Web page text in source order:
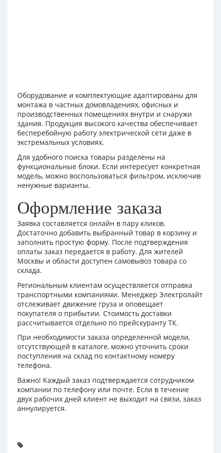
Оборудование и комплектующие адаптированы для
монтажа в частных домовладениях, офисных и
производственных помещениях внутри и снаружи
здания. Продукция высокого качества обеспечивает
бесперебойную работу электрической сети даже в
экстремальных условиях.
Для удобного поиска товары разделены на
функциональные блоки. Если интересует конкретная
модель, можно воспользоваться фильтром, исключив
ненужные варианты.
Оформление заказа
Заявка составляется онлайн в пару кликов.
Достаточно добавить выбранный товар в корзину и
заполнить простую форму. После подтверждения
оплаты заказ передается в работу. Для жителей
Москвы и области доступен самовывоз товара со
склада.
Региональным клиентам осуществляется отправка
транспортными компаниями. Менеджер Электролайт
отслеживает движение груза и оповещает
покупателя о прибытии. Стоимость доставки
рассчитывается отдельно по прейскуранту ТК.
При необходимости заказа определенной модели,
отсутствующей в каталоге, можно уточнить сроки
поступления на склад по контактному номеру
телефона.
Важно! Каждый заказ подтверждается сотрудником
компании по телефону или почте. Если в течение
двух рабочих дней клиент не выходит на связи, заказ
аннулируется.